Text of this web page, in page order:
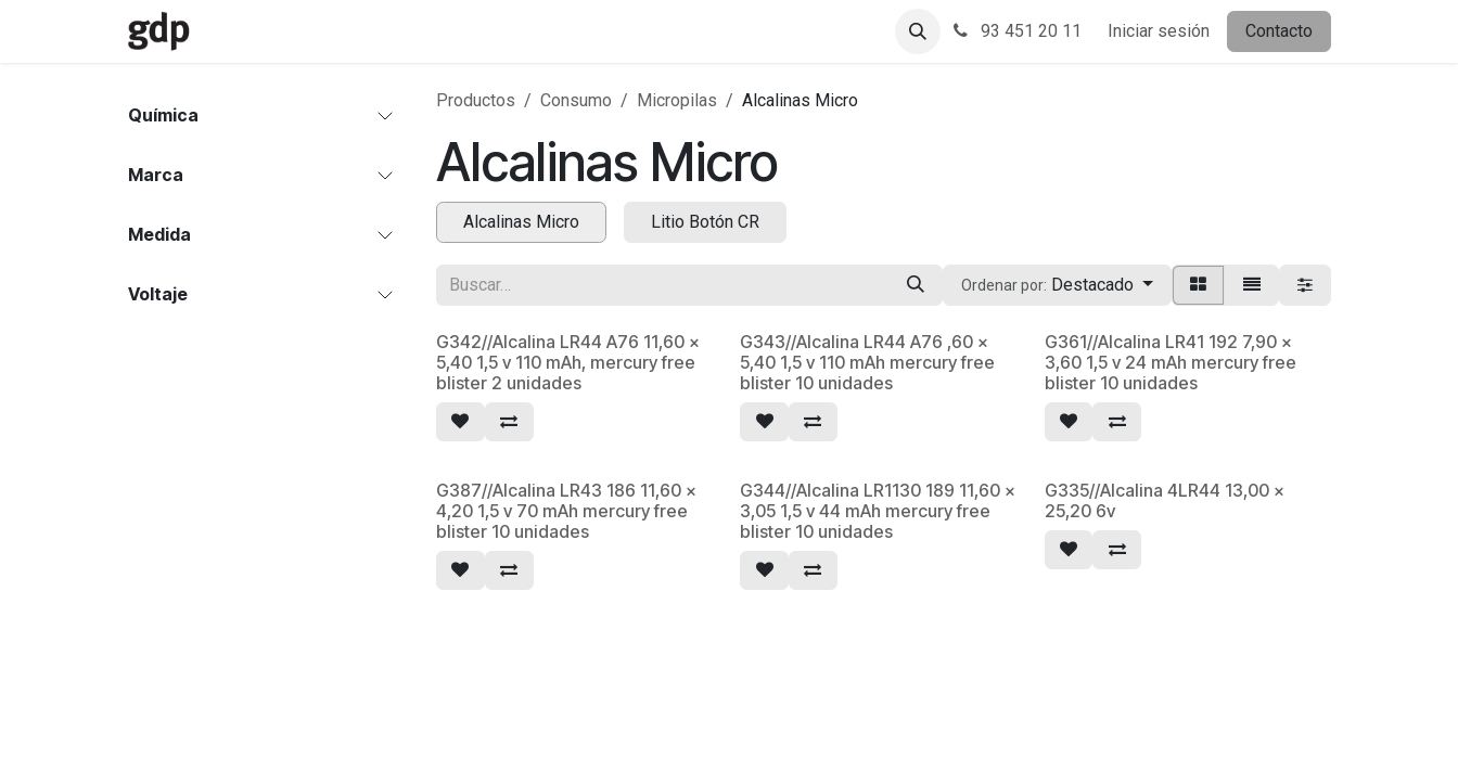
93 451 20 11 Iniciar sesión Contacto
Química
Marca
Medida
Voltaje
Productos Consumo Micropilas Alcalinas Micro
Alcalinas Micro
Alcalinas Micro Litio Botón CR
Ordenar por: Destacado
G342//Alcalina LR44 A76 11,60 x
5,40 1,5 v 110 mAh, mercury free
blister 2 unidades
G343//Alcalina LR44 A76 ,60 x
5,40 1,5 v 110 mAh mercury free
blister 10 unidades
G361//Alcalina LR41 192 7,90 x
3,60 1,5 v 24 mAh mercury free
blister 10 unidades
G387//Alcalina LR43 186 11,60 x
4,20 1,5 v 70 mAh mercury free
blister 10 unidades
G344//Alcalina LR1130 189 11,60 x
3,05 1,5 v 44 mAh mercury free
blister 10 unidades
G335//Alcalina 4LR44 13,00 x
25,20 6v